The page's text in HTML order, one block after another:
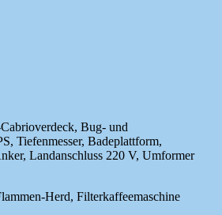
Bug- und
Tiefenmesser, Badeplattform,
Landanschluss 220 V, Umformer
Herd, Filterkaffeemaschine